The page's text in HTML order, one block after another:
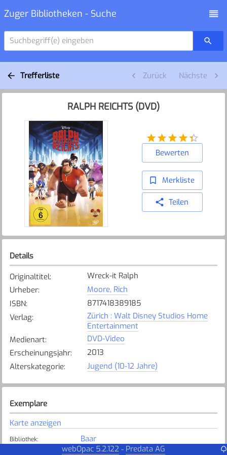
Zuger Bibliotheken - Suche
Suchbegriff(e) eingeben
Trefferliste Zurück Nächste
RALPH REICHTS (DVD)
Bewerten
Merkliste
Teilen
Details
Originaltitel:
Wreck-it Ralph
Urheber:
Moore, Rich
ISBN:
8717418389185
Verlag:
Zürich : Walt Disney Studios Home
Entertainment
Medienart:
DVD-Video
Erscheinungsjahr:
2013
Alterskategorie: Jugend (10-12 Jahre)
Exemplare
Karte anzeigen
Bibliothek: Baar
Verfügbar
webOpac 5.2.122 - Predata AG